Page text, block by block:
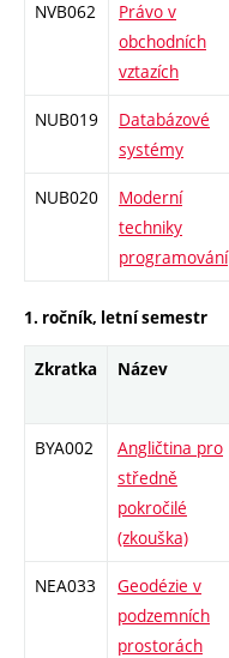
NVB062
Právo v
obchodních
vztazích
NUB019
Databázové
systémy
NUB020
Moderní
techniky
programování
1. ročník, letní semestr
Zkratka Název
BYA002
Angličtina pro
středně
pokročilé
(zkouška)
NEA033
Geodézie v
podzemních
prostorách